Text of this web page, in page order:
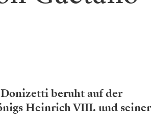
beruht auf der
Heinrich VIII. und seiner